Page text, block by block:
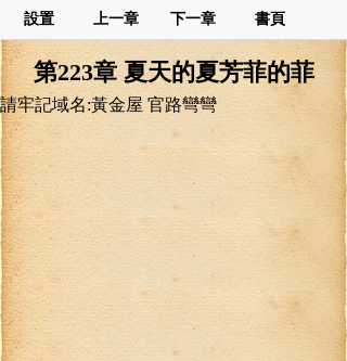
設置 上一章 下一章 書頁
第223章 夏天的夏芳菲的菲
請牢記域名:黃金屋 官路彎彎